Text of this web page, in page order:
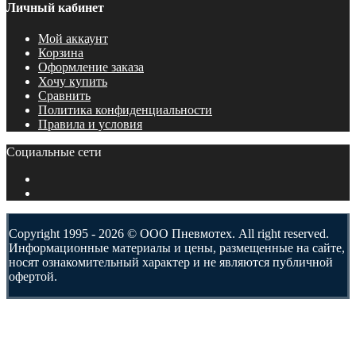
Личный кабинет
Мой аккаунт
Корзина
Оформление заказа
Хочу купить
Сравнить
Политика конфиденциальности
Правила и условия
Социальные сети
Copyright 1995 - 2026 © ООО Пневмотех. All right reserved.
Информационные материалы и цены, размещенные на сайте,
носят ознакомительный характер и не являются публичной
офертой.